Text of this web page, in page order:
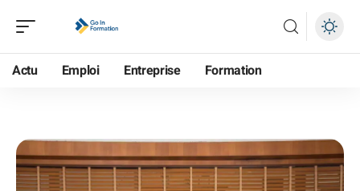
Actu Emploi Entreprise Formation